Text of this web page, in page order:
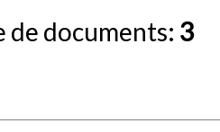
de documents: 3